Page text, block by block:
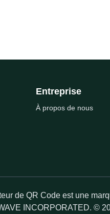
Entreprise
À propos de nous
de QR Code est une
INCORPORATED. ©